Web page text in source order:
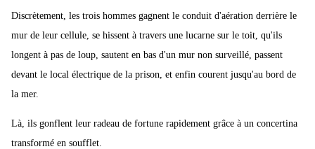
Discrètement, les trois hommes gagnent le conduit d'aération derrière le
mur de leur cellule, se hissent à travers une lucarne sur le toit, qu'ils
longent à pas de loup, sautent en bas d'un mur non surveillé, passent
devant le local électrique de la prison, et enfin courent jusqu'au bord de
la mer.
Là, ils gonflent leur radeau de fortune rapidement grâce à un concertina
transformé en soufflet.